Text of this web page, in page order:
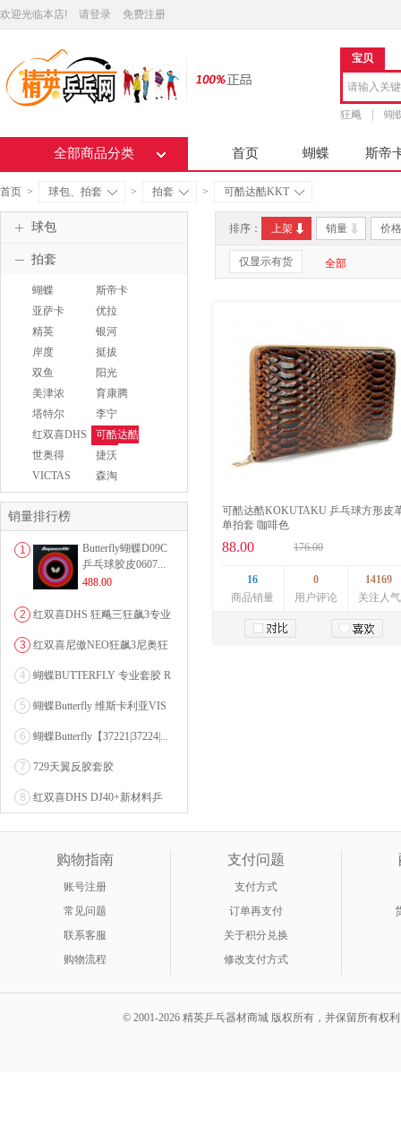
欢迎光临本店! 请登录 免费注册
宝贝
狂飚 蝴
全部商品分类 首页 蝴蝶 斯帝
首页 > 球包、拍套 > 拍套 > 可酷达酷KKT
排序： 上架 销量 价格
仅显示有货 全部
可酷达酷KOKUTAKU 乒乓球方形皮
单拍套 咖啡色
88.00 176.00
16
商品销量
0
用户评论
14169
关注人气
球包
拍套
蝴蝶
BUTTERFLY
斯帝卡
STIGA
亚萨卡
YASAKA
优拉
JOOLA
精英
银河
YINHE
岸度
ANDRO
挺拔
TIBHAR
双鱼
DOUBLEFISH
阳光
SUNFLEX
美津浓
MIZUNO
育康腾
EAKENT
塔特尔
TUTTLE
李宁
LINING
红双喜DHS
可酷达酷
KKT
世奥得
Sword
捷沃
【GEWO】
VICTAS
森淘
SENNTEL
销量排行榜
1
Butterfly蝴蝶D09C
乒乓球胶皮0607...
488.00
2
红双喜DHS 狂飚三狂飙3专业
3
红双喜尼傲NEO狂飙3尼奥狂
4
蝴蝶BUTTERFLY 专业套胶 R
5
蝴蝶Butterfly 维斯卡利亚VIS
6
蝴蝶Butterfly【37221|37224|...
7 729天翼反胶套胶
8
红双喜DHS DJ40+新材料乒
乓球 WTT系列...
购物指南
账号注册
常见问题
联系客服
购物流程
支付问题
支付方式
订单再支付
关于积分兑换
修改支付方式
© 2001-2026 精英乒乓器材商城 版权所有，并保留所有权